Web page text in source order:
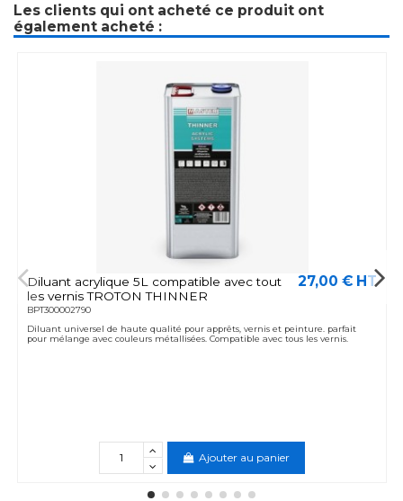
Les clients qui ont acheté ce produit ont
également acheté :
Diluant acrylique 5L compatible avec tout
les vernis TROTON THINNER
BPT300002790
27,00 € HT
Diluant universel de haute qualité pour apprêts, vernis et peinture. parfait
pour mélange avec couleurs métallisées. Compatible avec tous les vernis.
Ajouter au panier